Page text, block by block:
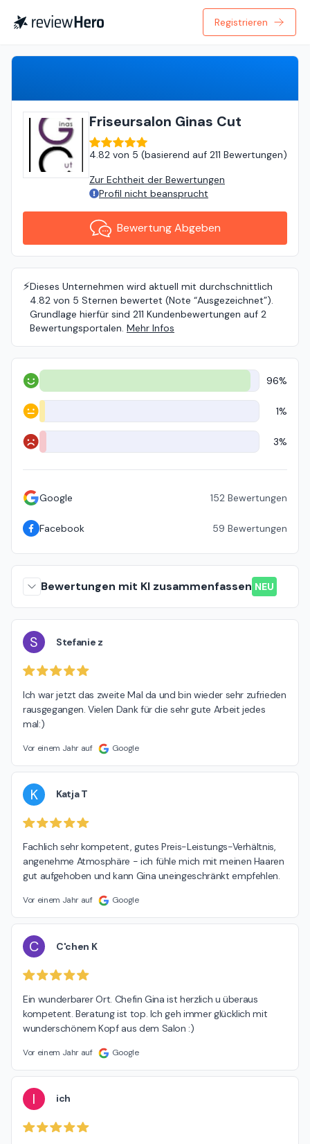
Registrieren
Friseursalon Ginas Cut
4.82 von 5 (basierend auf 211 Bewertungen)
Zur Echtheit der Bewertungen
Profil nicht beansprucht
Bewertung Abgeben
⚡️Dieses Unternehmen wird aktuell mit durchschnittlich
4.82 von 5 Sternen bewertet (Note “Ausgezeichnet”).
Grundlage hierfür sind 211 Kundenbewertungen auf 2
Bewertungsportalen. Mehr Infos
Positiv 96%
Neutral 1%
Negativ 3%
Google 152 Bewertungen
Facebook 59 Bewertungen
Bewertungen mit KI zusammenfassen NEU
S Stefanie z
Ich war jetzt das zweite Mal da und bin wieder sehr zufrieden
rausgegangen. Vielen Dank für die sehr gute Arbeit jedes
mal:)
Vor einem Jahr auf Google
K Katja T
Fachlich sehr kompetent, gutes Preis-Leistungs-Verhältnis,
angenehme Atmosphäre - ich fühle mich mit meinen Haaren
gut aufgehoben und kann Gina uneingeschränkt empfehlen.
Vor einem Jahr auf Google
C C'chen K
Ein wunderbarer Ort. Chefin Gina ist herzlich u überaus
kompetent. Beratung ist top. Ich geh immer glücklich mit
wunderschönem Kopf aus dem Salon :)
Vor einem Jahr auf Google
I ich